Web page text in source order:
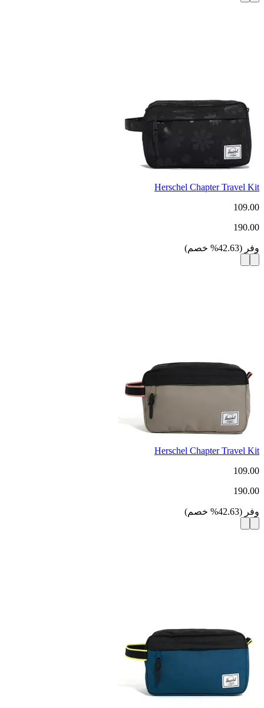
Herschel Chapter Travel Kit
109.00
190.00
وفر (
42.63
% خصم)
Herschel Chapter Travel Kit
109.00
190.00
وفر (
42.63
% خصم)